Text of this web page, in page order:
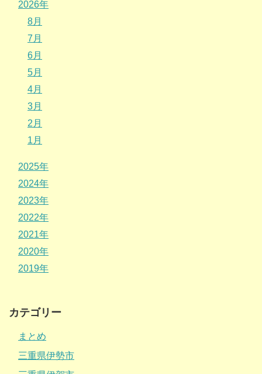
2026年
8月
7月
6月
5月
4月
3月
2月
1月
2025年
2024年
2023年
2022年
2021年
2020年
2019年
カテゴリー
まとめ
三重県伊勢市